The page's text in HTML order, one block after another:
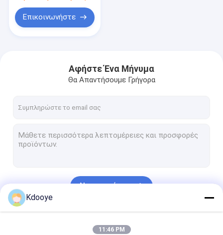
Επικοινωνήστε
Αφήστε Ένα Μήνυμα
Θα Απαντήσουμε Γρήγορα
Να συνεχίσει
Kdooye
11:46 PM